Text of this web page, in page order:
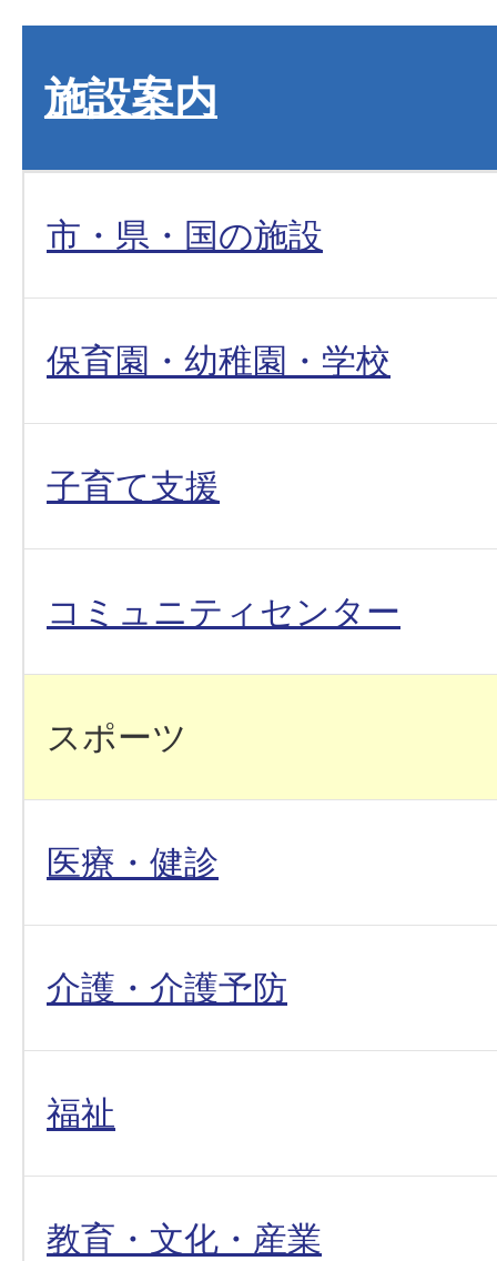
施設案内
市・県・国の施設
保育園・幼稚園・学校
子育て支援
コミュニティセンター
スポーツ
医療・健診
介護・介護予防
福祉
教育・文化・産業